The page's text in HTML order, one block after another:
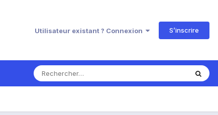
Utilisateur existant ? Connexion S’inscrire